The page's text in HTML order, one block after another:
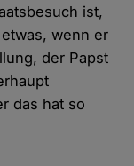
ist,
wenn er
der Papst
das hat so